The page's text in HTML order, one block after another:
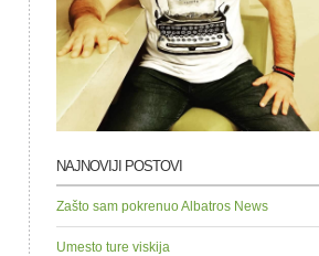
NAJNOVIJI POSTOVI
Zašto sam pokrenuo Albatros News
Umesto ture viskija